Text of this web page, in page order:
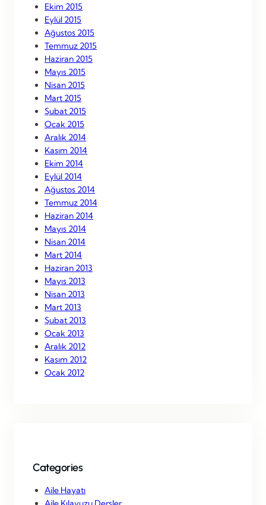
Ekim 2015
Eylül 2015
Ağustos 2015
Temmuz 2015
Haziran 2015
Mayıs 2015
Nisan 2015
Mart 2015
Şubat 2015
Ocak 2015
Aralık 2014
Kasım 2014
Ekim 2014
Eylül 2014
Ağustos 2014
Temmuz 2014
Haziran 2014
Mayıs 2014
Nisan 2014
Mart 2014
Haziran 2013
Mayıs 2013
Nisan 2013
Mart 2013
Şubat 2013
Ocak 2013
Aralık 2012
Kasım 2012
Ocak 2012
Categories
Aile Hayatı